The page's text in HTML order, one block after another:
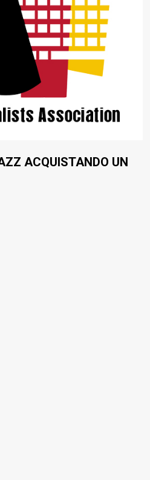
ACQUISTANDO UN